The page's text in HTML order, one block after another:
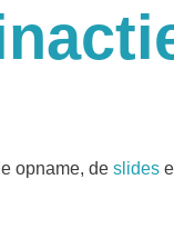
opname, de slides